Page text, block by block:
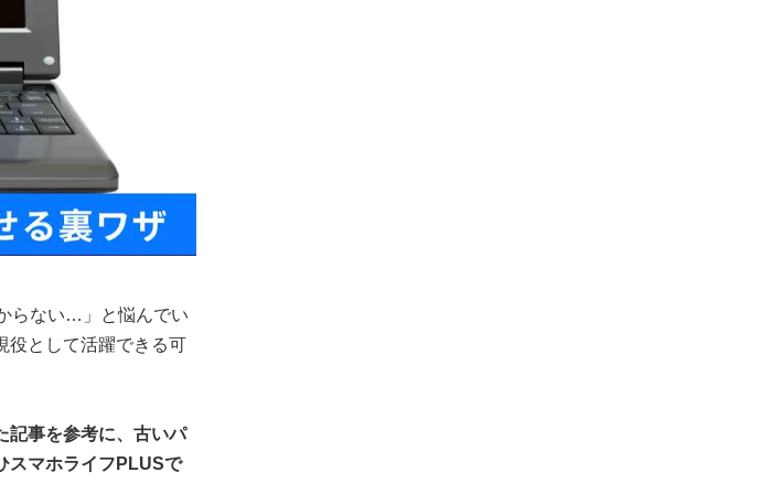
らない…」と悩んでい
役として活躍できる可
事を参考に、古いパ
スマホライフPLUSで